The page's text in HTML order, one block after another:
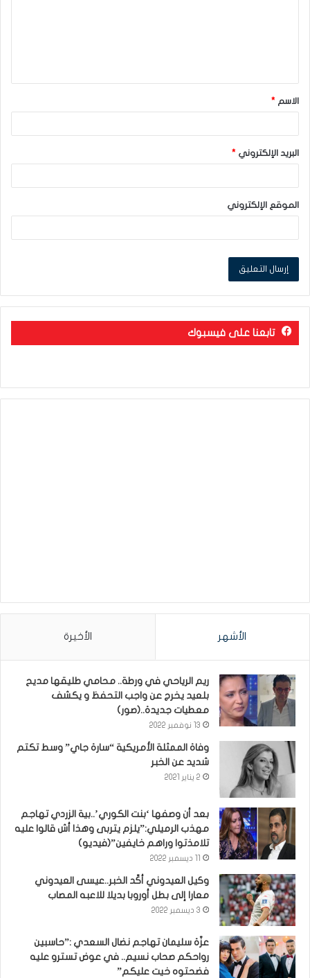
ق
*
الاسم *
البريد الإلكتروني *
الموقع الإلكتروني
تابعنا على فيسبوك
الأشهر الأخيرة
ريم الرياحي في ورطة.. محامي طليقها مديح
بلعيد يخرج عن واجب التحفظ و يكشف
معطيات جديدة..(صور)
13 نوفمبر 2022
وفاة الممثلة الأمريكية “سارة جاي” وسط تكتم
شديد عن الخبر
2 يناير 2021
بعد أن وصفها ‘بنت الكوري’..بية الزردي تهاجم
مهذب الرميلي:”يلزم يتربى وهذا أش قالوا عليه
تلامذتوا وراهم خايفين”(فيديو)
وكيل العيدوني أكّد الخبر..عيسى العيدوني
معارا إلى بطل أوروبا بديلا للاعبه المصاب
3 ديسمبر 2022
عزّة سليمان تهاجم نضال السعدي :”حاسبين
رواحكم صحاب نسيم.. في عوض تسترو عليه
فضحتوه خيت عليكم”